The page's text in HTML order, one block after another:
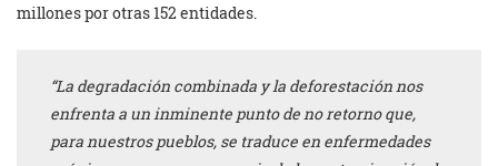
millones por otras 152 entidades.
“La degradación combinada y la deforestación nos
enfrenta a un inminente punto de no retorno que,
para nuestros pueblos, se traduce en enfermedades